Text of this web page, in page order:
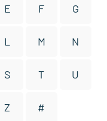
E F G
L M N
S T U
Z #